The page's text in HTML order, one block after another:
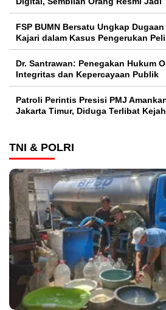
FSP BUMN Bersatu Ungkap
Kajari dalam Kasus Pengerukan
Dr. Santrawan: Penegakan Hukum
Integritas dan Kepercayaan Publik
Patroli Perintis Presisi PMJ
Jakarta Timur, Diduga Terlibat
TNI & POLRI